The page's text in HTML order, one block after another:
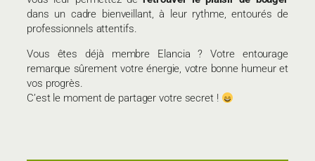
dans un cadre bienveillant, à leur rythme, entourés de
professionnels attentifs.
Vous êtes déjà membre Elancia ? Votre entourage
remarque sûrement votre énergie, votre bonne humeur et
vos progrès.
C’est le moment de partager votre secret !